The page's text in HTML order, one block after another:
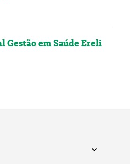
Gestão em Saúde Ereli